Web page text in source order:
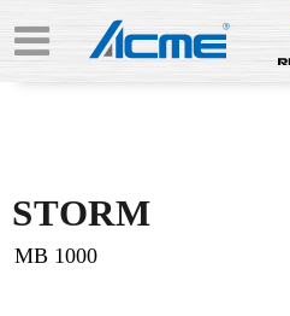
STORM
MB 1000